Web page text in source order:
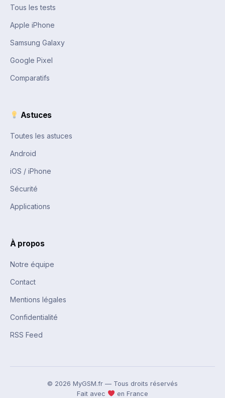
Tous les tests
Apple iPhone
Samsung Galaxy
Google Pixel
Comparatifs
Astuces
Toutes les astuces
Android
iOS / iPhone
Sécurité
Applications
À propos
Notre équipe
Contact
Mentions légales
Confidentialité
RSS Feed
© 2026 MyGSM.fr — Tous droits réservés
Fait avec
en France